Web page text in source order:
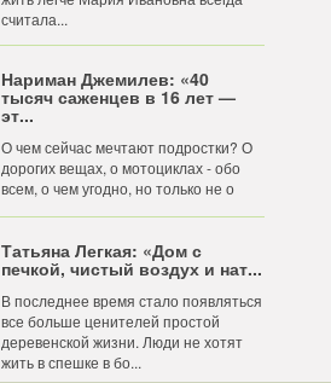
считала...
Нариман Джемилев: «40
тысяч саженцев в 16 лет —
эт...
О чем сейчас мечтают подростки? О
дорогих вещах, о мотоциклах - обо
всем, о чем угодно, но только не о
Татьяна Легкая: «Дом с
печкой, чистый воздух и нат...
В последнее время стало появляться
все больше ценителей простой
деревенской жизни. Люди не хотят
жить в спешке в бо...